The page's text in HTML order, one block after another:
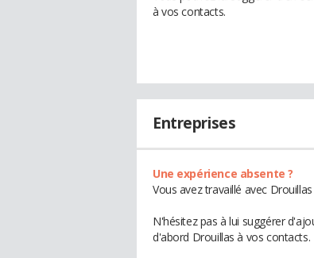
à vos contacts.
Entreprises
Une expérience absente ?
Vous avez travaillé avec
N'hésitez pas à lui suggérer
d'abord Drouillas à vos contacts.